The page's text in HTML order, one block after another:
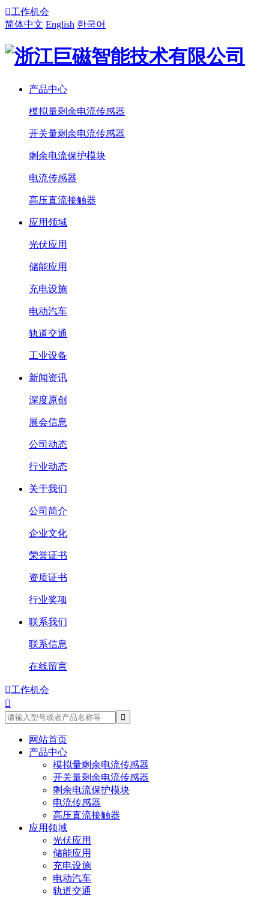
工作机会
简体中文 English 한국어
产品中心
模拟量剩余电流传感器
开关量剩余电流传感器
剩余电流保护模块
电流传感器
高压直流接触器
应用领域
光伏应用
储能应用
充电设施
电动汽车
轨道交通
工业设备
新闻资讯
深度原创
展会信息
公司动态
行业动态
关于我们
公司简介
企业文化
荣誉证书
资质证书
行业奖项
联系我们
联系信息
在线留言
工作机会

网站首页
产品中心
模拟量剩余电流传感器
开关量剩余电流传感器
剩余电流保护模块
电流传感器
高压直流接触器
应用领域
光伏应用
储能应用
充电设施
电动汽车
轨道交通